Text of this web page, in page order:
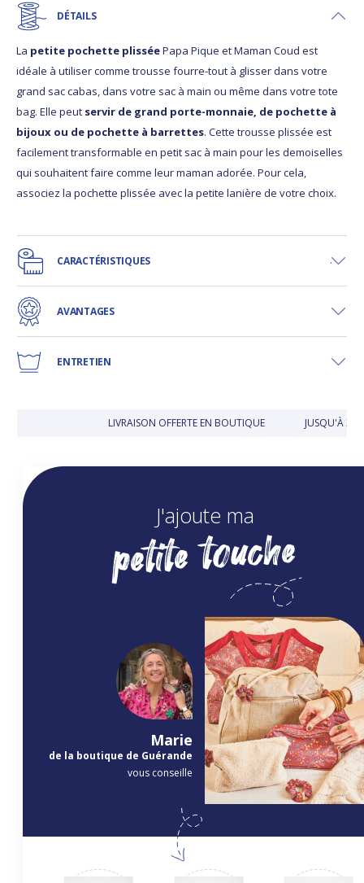
DÉTAILS
La petite pochette plisséePapa Pique et Maman Coud est
idéale à utiliser comme trousse fourre-tout à glisser dans votre
grand sac cabas, dans votre sac à main ou même dans votre tote
bag. Elle peut servir de grand porte-monnaie, de pochette à
bijoux ou de pochette à barrettes. Cette trousse plissée est
facilement transformable en petit sac à main pour les demoiselles
qui souhaitent faire comme leur maman adorée. Pour cela,
associez la pochette plissée avec la petite lanière de votre choix.
CARACTÉRISTIQUES
AVANTAGES
ENTRETIEN
LIVRAISON OFFERTE EN BOUTIQUE JUSQU'À 30
J'ajoute ma
petite touche
Marie
de la boutique de Guérande
vous conseille